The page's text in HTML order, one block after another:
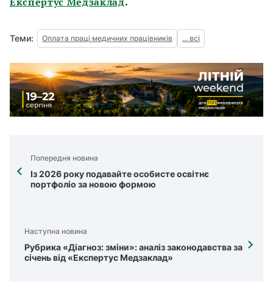
Теми: Оплата праці медичних працівників ... всі
Попередня новина
Із 2026 року подавайте особисте освітнє
портфоліо за новою формою
Наступна новина
Рубрика «Діагноз: зміни»: аналіз законодавства за
січень від «Експертус Медзаклад»